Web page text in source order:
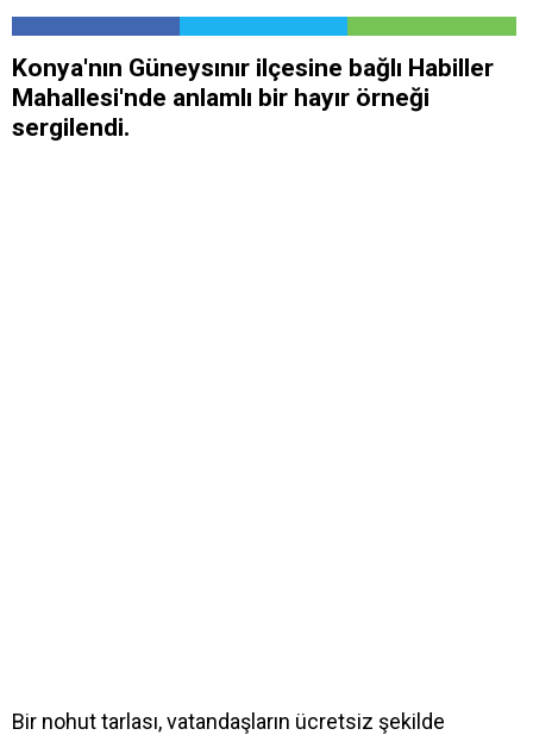
Konya'nın Güneysınır ilçesine bağlı Habiller
Mahallesi'nde anlamlı bir hayır örneği
sergilendi.
Bir nohut tarlası, vatandaşların ücretsiz şekilde